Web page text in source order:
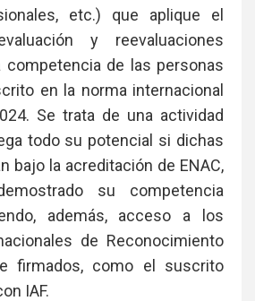
etc.) que aplique el
y reevaluaciones
competencia de las personas
en la norma internacional
Se trata de una actividad
todo su potencial si dichas
bajo la acreditación de ENAC,
su competencia
además, acceso a los
de Reconocimiento
firmados, como el suscrito
IAF.